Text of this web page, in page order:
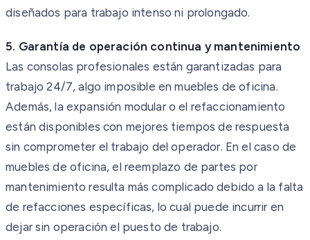
diseñados para trabajo intenso ni prolongado.
5. Garantía de operación continua y mantenimiento
Las consolas profesionales están garantizadas para
trabajo 24/7, algo imposible en muebles de oficina.
Además, la expansión modular o el refaccionamiento
están disponibles con mejores tiempos de respuesta
sin comprometer el trabajo del operador. En el caso de
muebles de oficina, el reemplazo de partes por
mantenimiento resulta más complicado debido a la falta
de refacciones específicas, lo cual puede incurrir en
dejar sin operación el puesto de trabajo.